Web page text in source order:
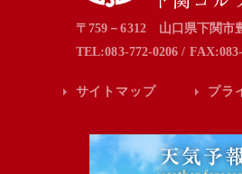
〒759－6312 山口県下関市
TEL:083-772-0206 /
サイトマップ プラ